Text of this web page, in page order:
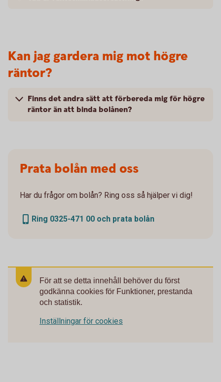
Kan jag gardera mig mot högre
räntor?
Finns det andra sätt att förbereda mig för högre
räntor än att binda bolånen?
Prata bolån med oss
Har du frågor om bolån? Ring oss så hjälper vi dig!
Ring 0325-471 00 och prata bolån
För att se detta innehåll behöver du först
godkänna cookies för Funktioner, prestanda
och statistik.
Inställningar för cookies